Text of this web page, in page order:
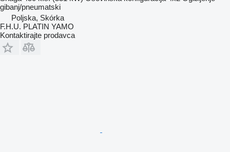
gibanj/pneumatski
Poljska, Skórka
F.H.U. PLATIN YAMO
Kontaktirajte prodavca